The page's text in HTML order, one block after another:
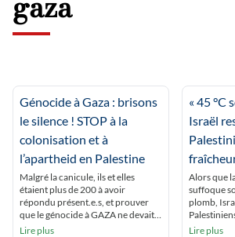
Génocide à Gaza : brisons
le silence ! STOP à la
colonisation et à
l’apartheid en Palestine
Malgré la canicule, ils et elles
étaient plus de 200 à avoir
répondu présent.e.s, et prouver
que le génocide à GAZA ne devait
pas être oublié ! Ils et elles
Lire plus
« 45 °C
Israël
canicule
Alors que
suffoque
plomb,
Lire plus